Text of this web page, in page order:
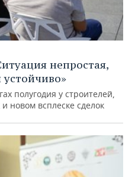
непростая,
полугодия у строителей,
новом всплеске сделок